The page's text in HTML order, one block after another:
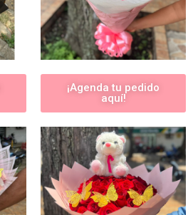
¡Agenda tu pedido
aquí!